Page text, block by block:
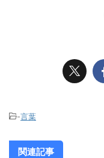
-言葉
関連記事